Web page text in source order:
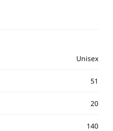
Unisex
51
20
140